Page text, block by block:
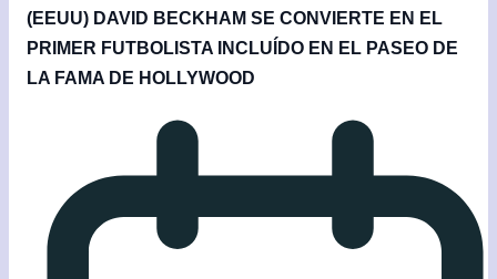
(EEUU) DAVID BECKHAM SE CONVIERTE EN EL
PRIMER FUTBOLISTA INCLUÍDO EN EL PASEO DE
LA FAMA DE HOLLYWOOD